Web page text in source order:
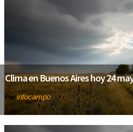
Clima en Buenos Aires hoy 24
Por infocampo